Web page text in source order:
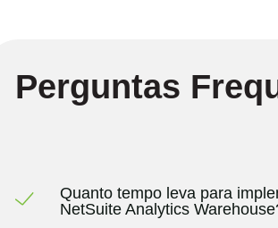
Perguntas
Quanto tempo leva para
NetSuite Analytics